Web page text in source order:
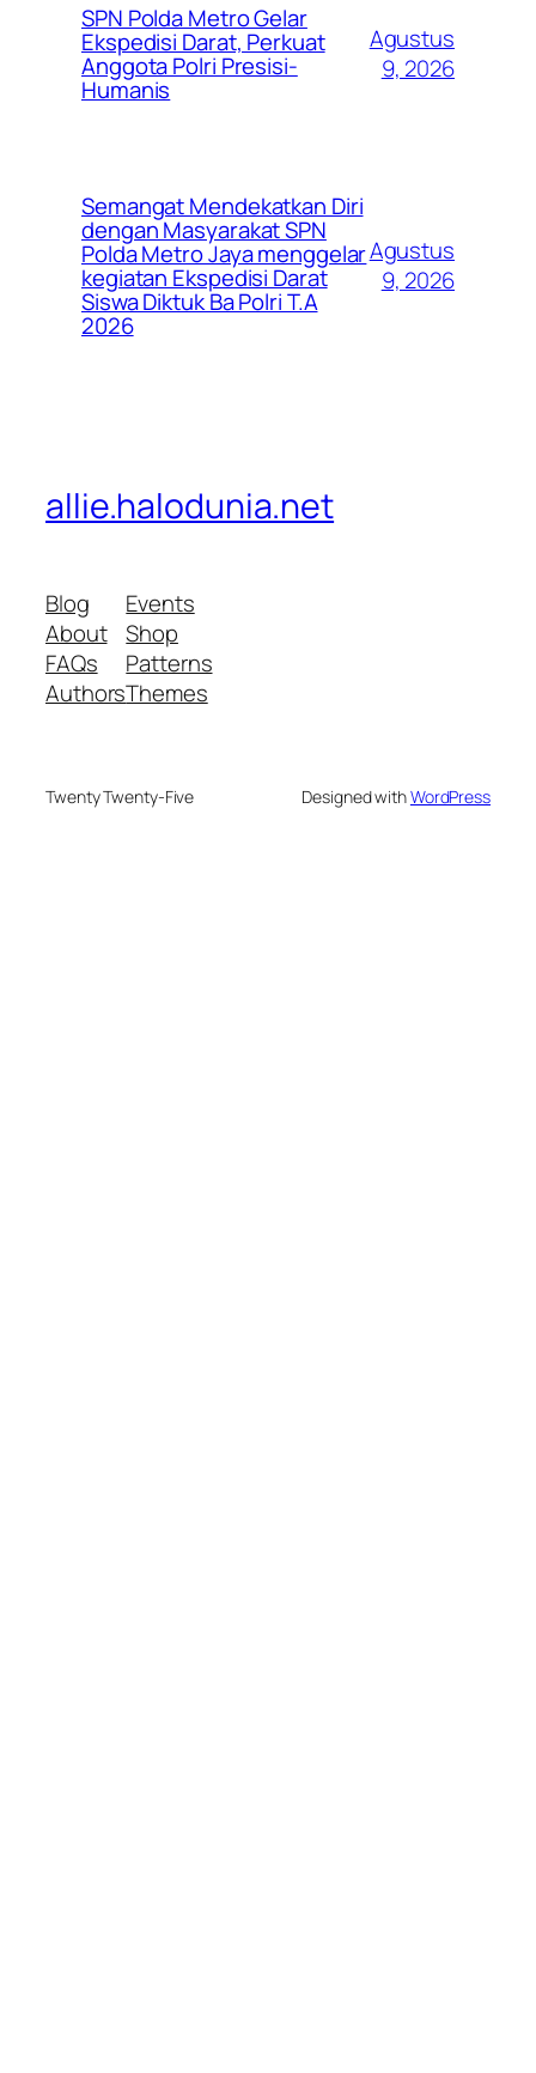
SPN Polda Metro Gelar
Ekspedisi Darat, Perkuat
Anggota Polri Presisi-
Humanis
Agustus
9, 2026
Semangat Mendekatkan Diri
dengan Masyarakat SPN
Polda Metro Jaya menggelar
kegiatan Ekspedisi Darat
Siswa Diktuk Ba Polri T.A
2026
Agustus
9, 2026
allie.halodunia.net
Blog
About
FAQs
Authors
Events
Shop
Patterns
Themes
Twenty Twenty-Five Designed withWordPress